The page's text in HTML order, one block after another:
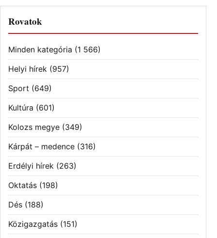
Rovatok
Minden kategória (1 566)
Helyi hírek (957)
Sport (649)
Kultúra (601)
Kolozs megye (349)
Kárpát – medence (316)
Erdélyi hírek (263)
Oktatás (198)
Dés (188)
Közigazgatás (151)